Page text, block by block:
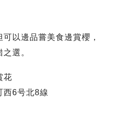
以邊品嘗美食邊賞櫻，
選。
花
西6号北8線